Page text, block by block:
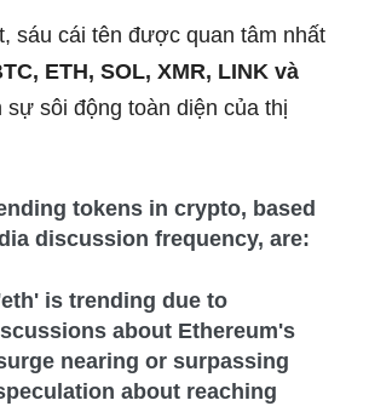
sáu cái tên được quan tâm nhất
ETH, SOL, XMR, LINK và
sự sôi động toàn diện của thị
tokens in crypto, based
discussion frequency, are:
is trending due to
about Ethereum's
nearing or surpassing
about reaching